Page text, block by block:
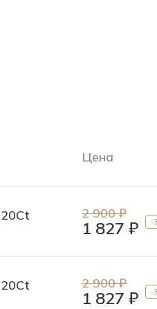
Цена
2 900 ₽
1 827 ₽ -
2 900 ₽
1 827 ₽ -